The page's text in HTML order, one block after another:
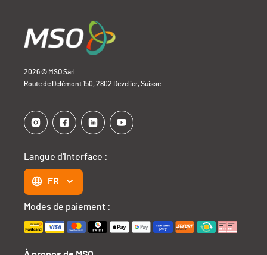
2026 © MSO Sàrl
Route de Delémont 150, 2802 Develier, Suisse
Langue d'interface :
FR
Modes de paiement :